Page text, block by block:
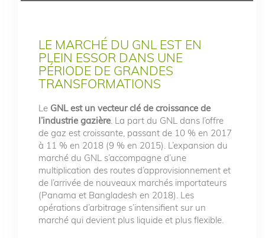
LE MARCHÉ DU GNL EST EN
PLEIN ESSOR DANS UNE
PÉRIODE DE GRANDES
TRANSFORMATIONS
Le GNL est un vecteur clé de croissance de
l’industrie gazière . La part du GNL dans l’offre
de gaz est croissante, passant de 10 % en 2017
à 11 % en 2018 (9 % en 2015). L’expansion du
marché du GNL s’accompagne d’une
multiplication des routes d’approvisionnement et
de l’arrivée de nouveaux marchés importateurs
(Panama et Bangladesh en 2018). Les
opérations d’arbitrage s’intensifient sur un
marché qui devient plus liquide et plus flexible.